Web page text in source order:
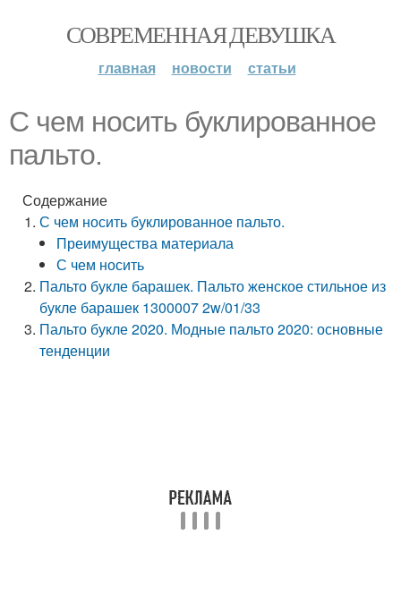
СОВРЕМЕННАЯ ДЕВУШКА
главная новости статьи
С чем носить буклированное
пальто.
Содержание
С чем носить буклированное пальто.
Преимущества материала
С чем носить
Пальто букле барашек. Пальто женское стильное из
букле барашек 1300007 2w/01/33
Пальто букле 2020. Модные пальто 2020: основные
тенденции